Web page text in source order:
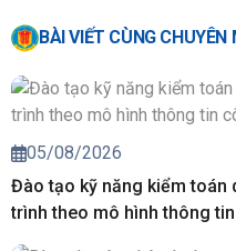
BÀI VIẾT CÙNG CHUYÊN
05/08/2026
Đào tạo kỹ năng kiểm toán
trình theo mô hình thông